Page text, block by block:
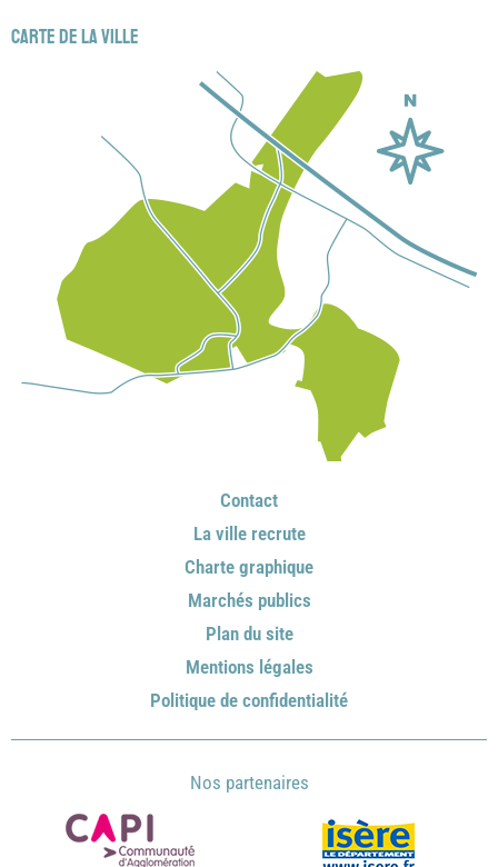
Carte de la ville
Contact
La ville recrute
Charte graphique
Marchés publics
Plan du site
Mentions légales
Politique de confidentialité
Nos partenaires